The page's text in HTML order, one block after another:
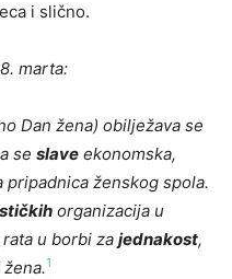
i slično.
8. marta:
Dan žena) obilježava se
se slave ekonomska,
ženskog spola.
organizacija u
u borbi za jednakost,
žena.1